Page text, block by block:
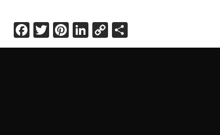
Facebook
Twitter
Pinterest
LinkedIn
Copy
Link
Share